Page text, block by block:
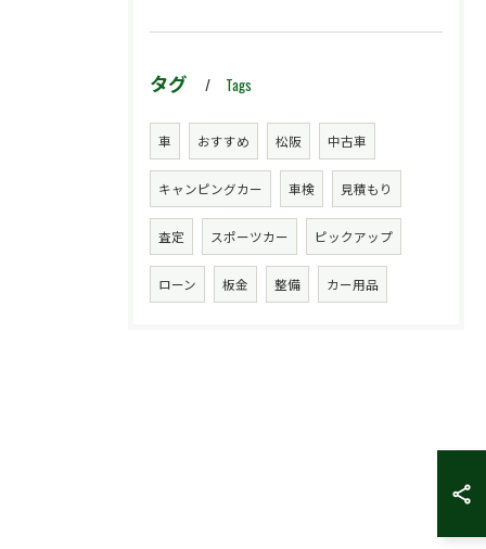
タグ Tags
車 おすすめ 松阪 中古車
キャンピングカー 車検 見積もり
査定 スポーツカー ピックアップ
ローン 板金 整備 カー用品